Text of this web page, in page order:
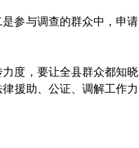
参与调查的群众中，申请
度，要让全县群众都知晓
援助、公证、调解工作力